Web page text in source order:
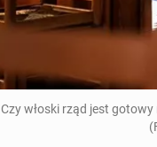
Czy włoski rząd jest